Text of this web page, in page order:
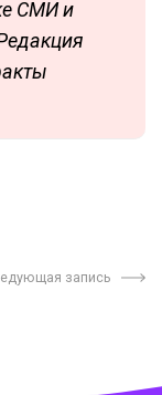
СМИ и
запись